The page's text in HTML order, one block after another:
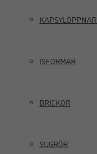
ISFORMAR
BRICKOR
SUGRÖR